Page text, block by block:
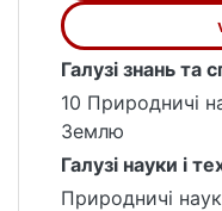
для цього
атмосфери
Магістерська
обсязі 80
трьох розділів,
посилань з 47
та 2 таблиці.
Галузі знань та
10 Природничі
Землю
Галузі науки і
Природничі